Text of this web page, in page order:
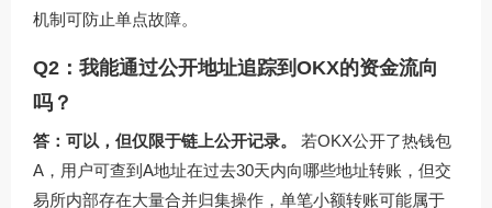
机制可防止单点故障。
Q2：我能通过公开地址追踪到OKX的资金流向
吗？
答：可以，但仅限于链上公开记录。
若OKX公开了热钱包
A，用户可查到A地址在过去30天内向哪些地址转账，但交
易所内部存在大量合并归集操作，单笔小额转账可能属于